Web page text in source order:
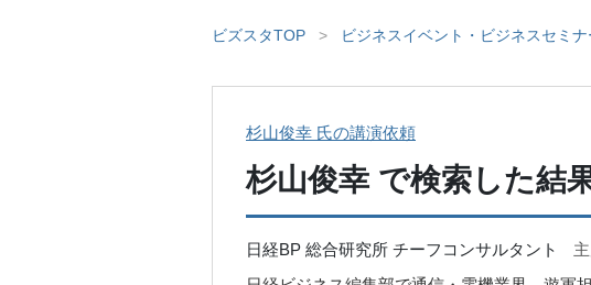
ビズスタTOP > ビジネスイベント・ビジネスセミ
杉山俊幸 氏の講演依頼
杉山俊幸 で検索した結
日経BP 総合研究所 チーフコンサルタント